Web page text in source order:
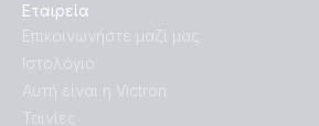
Εταιρεία
Επικοινωνήστε μαζί μας
Ιστολόγιο
Αυτή είναι η Victron
Ταινίες